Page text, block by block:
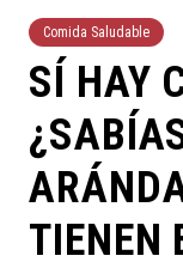
Comida Saludable
SÍ HAY
TIENEN